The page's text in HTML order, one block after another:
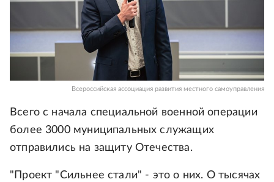
Всероссийская ассоциация развития местного самоуправления
Всего с начала специальной военной операции
более 3000 муниципальных служащих
отправились на защиту Отечества.
"Проект "Сильнее стали" - это о них. О тысячах